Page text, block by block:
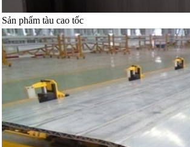
Sản phẩm tàu cao tốc